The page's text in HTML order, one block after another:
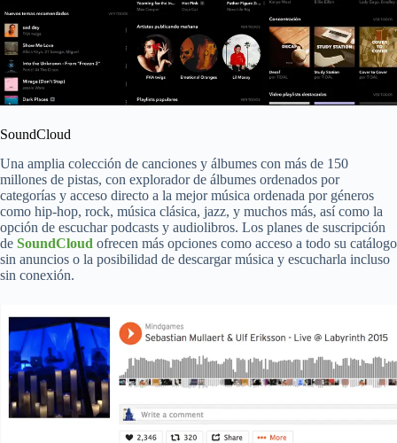
SoundCloud
Una amplia colección de canciones y álbumes con más de 150
millones de pistas, con explorador de álbumes ordenados por
categorías y acceso directo a la mejor música ordenada por géneros
como hip-hop, rock, música clásica, jazz, y muchos más, así como la
opción de escuchar podcasts y audiolibros. Los planes de suscripción
de SoundCloud ofrecen más opciones como acceso a todo su catálogo
sin anuncios o la posibilidad de descargar música y escucharla incluso
sin conexión.